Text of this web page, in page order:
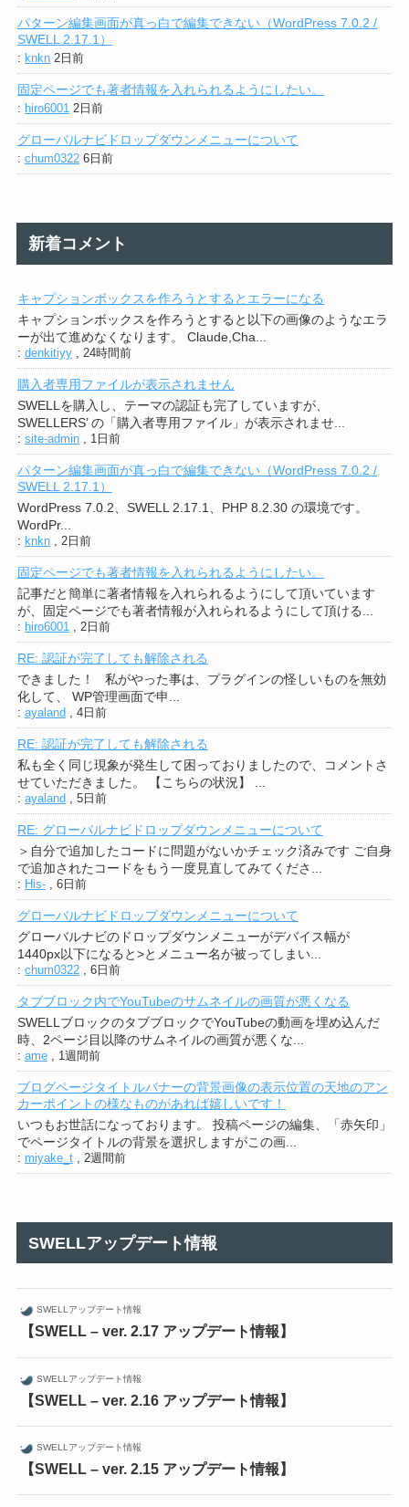
パターン編集画面が真っ白で編集できない（WordPress 7.0.2 /
SWELL 2.17.1）
: knkn 2日前
固定ページでも著者情報を入れられるようにしたい。
: hiro6001 2日前
グローバルナビドロップダウンメニューについて
: chum0322 6日前
新着コメント
キャプションボックスを作ろうとするとエラーになる
キャプションボックスを作ろうとすると以下の画像のようなエラ
ーが出て進めなくなります。 Claude,Cha...
: denkitiyy, 24時間前
購入者専用ファイルが表示されません
SWELLを購入し、テーマの認証も完了していますが、
SWELLERS’ の「購入者専用ファイル」が表示されませ...
: site-admin, 1日前
パターン編集画面が真っ白で編集できない（WordPress 7.0.2 /
SWELL 2.17.1）
WordPress 7.0.2、SWELL 2.17.1、PHP 8.2.30 の環境です。
WordPr...
: knkn, 2日前
固定ページでも著者情報を入れられるようにしたい。
記事だと簡単に著者情報を入れられるようにして頂いています
が、固定ページでも著者情報が入れられるようにして頂ける...
: hiro6001, 2日前
RE: 認証が完了しても解除される
できました！ 私がやった事は、プラグインの怪しいものを無効
化して、 WP管理画面で申...
: ayaland , 4日前
RE: 認証が完了しても解除される
私も全く同じ現象が発生して困っておりましたので、コメントさ
せていただきました。 【こちらの状況】 ...
: ayaland , 5日前
RE: グローバルナビドロップダウンメニューについて
＞自分で追加したコードに問題がないかチェック済みです ご自身
で追加されたコードをもう一度見直してみてくださ...
: His-, 6日前
グローバルナビドロップダウンメニューについて
グローバルナビのドロップダウンメニューがデバイス幅が
1440px以下になると>とメニュー名が被ってしまい...
: chum0322, 6日前
タブブロック内でYouTubeのサムネイルの画質が悪くなる
SWELLブロックのタブブロックでYouTubeの動画を埋め込んだ
時、2ページ目以降のサムネイルの画質が悪くな...
: ame, 1週間前
ブログページタイトルバナーの背景画像の表示位置の天地のアン
カーポイントの様なものがあれば嬉しいです！
いつもお世話になっております。 投稿ページの編集、「赤矢印」
でページタイトルの背景を選択しますがこの画...
: miyake_t, 2週間前
SWELLアップデート情報
SWELLアップデート情報
【SWELL – ver. 2.17 アップデート情報】
SWELLアップデート情報
【SWELL – ver. 2.16 アップデート情報】
SWELLアップデート情報
【SWELL – ver. 2.15 アップデート情報】